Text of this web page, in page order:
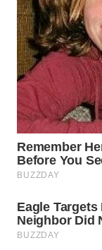
WN
LABUHANBATU
WN
TAPANULI
TENGAH
WN DELI
SERDANG
WN
TEBING
TINGGI